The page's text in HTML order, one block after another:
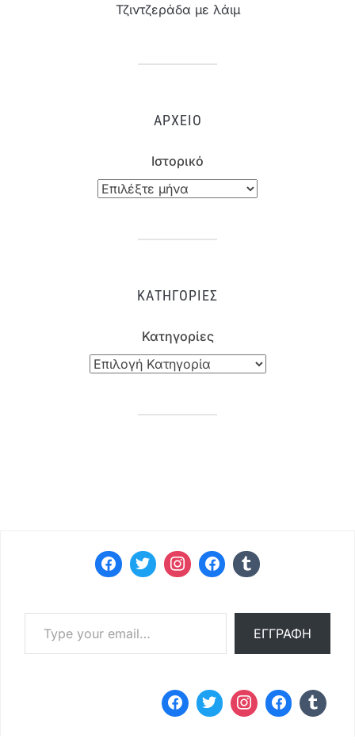
Τζιντζεράδα με λάιμ
ΑΡΧΕΊΟ
Ιστορικό
ΚΑΤΗΓΟΡΊΕΣ
Κατηγορίες
Type your email…
ΕΓΓΡΑΦΉ